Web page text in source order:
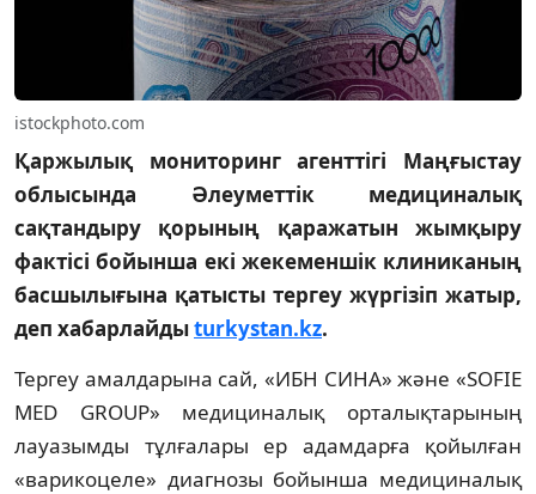
istockphoto.com
Қаржылық мониторинг агенттігі Маңғыстау
облысында Әлеуметтік медициналық
сақтандыру қорының қаражатын жымқыру
фактісі бойынша екі жекеменшік клиниканың
басшылығына қатысты тергеу жүргізіп жатыр,
деп хабарлайдыturkystan.kz.
Тергеу амалдарына сай, «ИБН СИНА» және «SOFIE
MED GROUP» медициналық орталықтарының
лауазымды тұлғалары ер адамдарға қойылған
«варикоцеле» диагнозы бойынша медициналық